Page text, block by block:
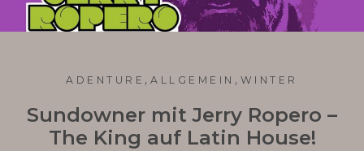
ADENTURE ,ALLGEMEIN , WINTER
Sundowner mit Jerry Ropero –
The King auf Latin House!